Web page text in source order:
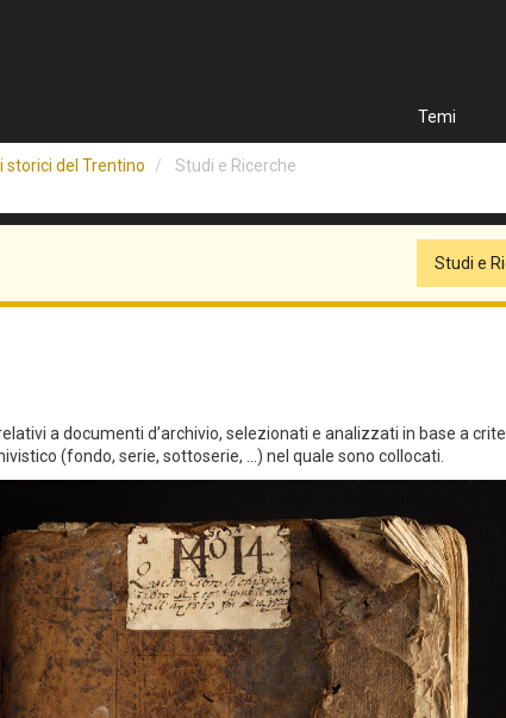
Temi
storici del Trentino Studi e Ricerche
Studi e
a documenti d’archivio, selezionati e analizzati in base a
(fondo, serie, sottoserie, ...) nel quale sono collocati.